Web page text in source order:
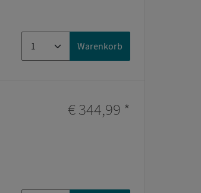
Warenkorb
€ 344,99 *